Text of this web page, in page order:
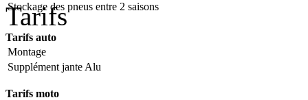
Stockage des pneus entre 2 saisons
Tarifs
Tarifs auto
Montage
Supplément jante Alu
Tarifs moto